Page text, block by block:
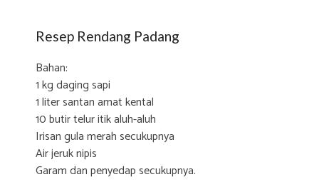
Resep Rendang Padang
Bahan:
1 kg daging sapi
1 liter santan amat kental
10 butir telur itik aluh-aluh
Irisan gula merah secukupnya
Air jeruk nipis
Garam dan penyedap secukupnya.